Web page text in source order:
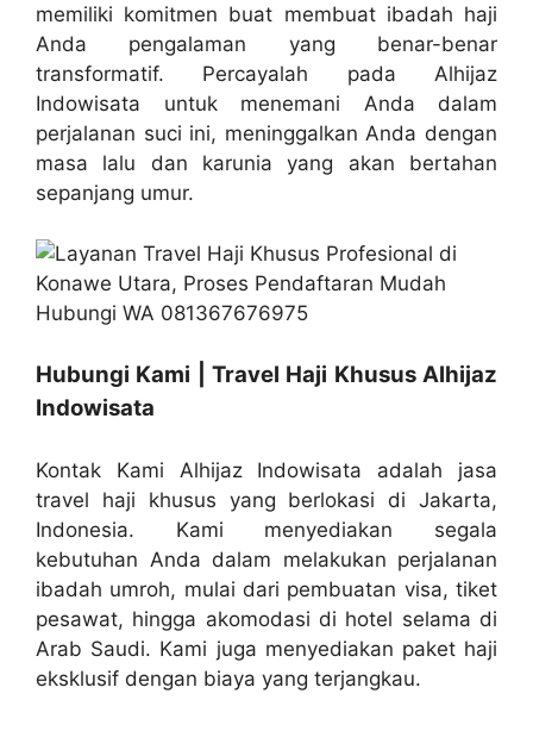
memiliki komitmen buat membuat ibadah haji
Anda pengalaman yang benar-benar
transformatif. Percayalah pada Alhijaz
Indowisata untuk menemani Anda dalam
perjalanan suci ini, meninggalkan Anda dengan
masa lalu dan karunia yang akan bertahan
sepanjang umur.
Hubungi Kami | Travel Haji Khusus Alhijaz
Indowisata
Kontak Kami Alhijaz Indowisata adalah jasa
travel haji khusus yang berlokasi di Jakarta,
Indonesia. Kami menyediakan segala
kebutuhan Anda dalam melakukan perjalanan
ibadah umroh, mulai dari pembuatan visa, tiket
pesawat, hingga akomodasi di hotel selama di
Arab Saudi. Kami juga menyediakan paket haji
eksklusif dengan biaya yang terjangkau.